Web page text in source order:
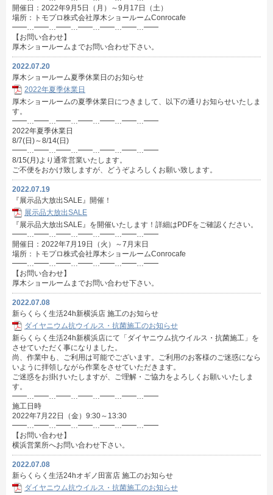
開催日：2022年9月5日（月）～9月17日（土）
場所：トモプロ株式会社厚木ショールームConrocafe
━━…━━…━━…━━…━━…━━…━━
【お問い合わせ】
厚木ショールームまでお問い合わせ下さい。
2022.07.20
厚木ショールーム夏季休業日のお知らせ
2022年夏季休業日
厚木ショールームの夏季休業日につきまして、以下の通りお知らせいたしま
す。
━━…━━…━━…━━…━━…━━…━━
2022年夏季休業日
8/7(日)～8/14(日)
━━…━━…━━…━━…━━…━━…━━
8/15(月)より通常営業いたします。
ご不便をおかけ致しますが、どうぞよろしくお願い致します。
2022.07.19
『展示品大放出SALE』開催！
展示品大放出SALE
『展示品大放出SALE』を開催いたします！詳細はPDFをご確認ください。
━━…━━…━━…━━…━━…━━…━━
開催日：2022年7月19日（火）～7月末日
場所：トモプロ株式会社厚木ショールームConrocafe
━━…━━…━━…━━…━━…━━…━━
【お問い合わせ】
厚木ショールームまでお問い合わせ下さい。
2022.07.08
新らくらく生活24h新横浜店 施工のお知らせ
ダイヤニウム抗ウイルス・抗菌施工のお知らせ
新らくらく生活24h新横浜店にて「ダイヤニウム抗ウイルス・抗菌施工」を
させていただく事になりました。
尚、作業中も、ご利用は可能でございます。ご利用のお客様のご迷惑になら
いように拝領しながら作業をさせていただきます。
ご迷惑をお掛けいたしますが、ご理解・ご協力をよろしくお願いいたしま
す。
━━…━━…━━…━━…━━…━━…━━
施工日時
2022年7月22日（金）9:30～13:30
━━…━━…━━…━━…━━…━━…━━
【お問い合わせ】
横浜営業所へお問い合わせ下さい。
2022.07.08
新らくらく生活24hオギノ田富店 施工のお知らせ
ダイヤニウム抗ウイルス・抗菌施工のお知らせ